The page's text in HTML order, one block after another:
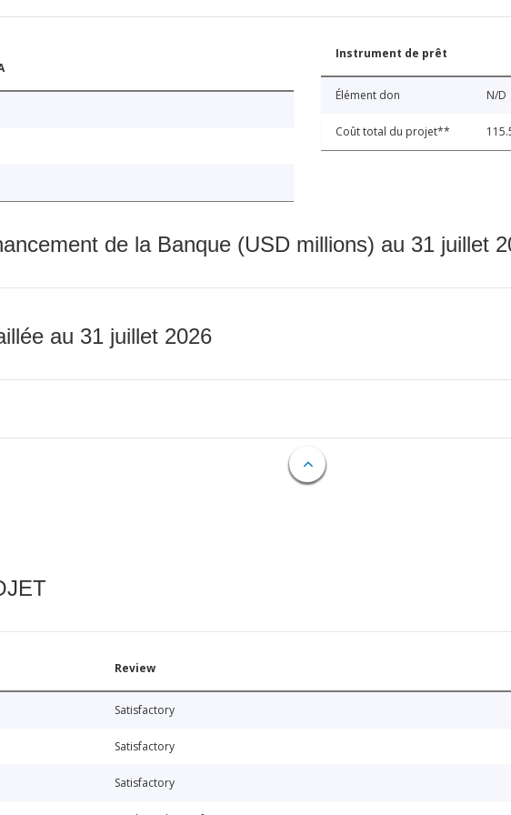
Instrument de prêt
Élément don N/D
Coût total du projet**
de la Banque (USD millions) au 31 juillet
au 31 juillet 2026
Review
Satisfactory
Satisfactory
Satisfactory